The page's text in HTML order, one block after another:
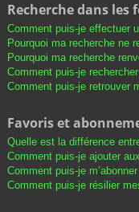
Recherche dans les
Comment puis-je effectuer
Pourquoi ma recherche ne
Pourquoi ma recherche
Comment puis-je
Comment puis-je retrouver
Favoris et
Quelle est la différence
Comment puis-je ajouter
Comment puis-je
Comment puis-je résilier